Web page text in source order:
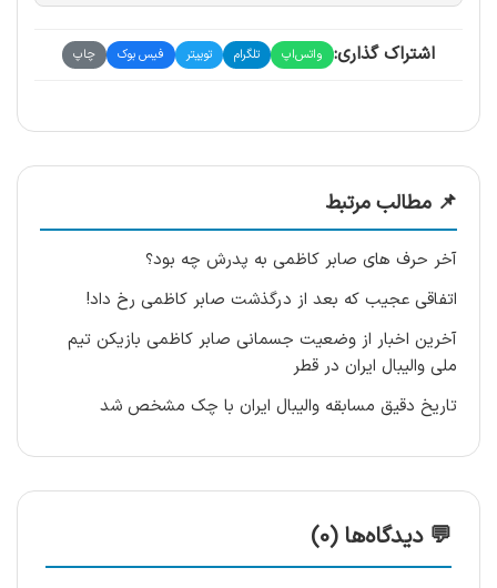
اشتراک گذاری: واتس‌اپ تلگرام توییتر فیس بوک چاپ
📌 مطالب مرتبط
آخر حرف های صابر کاظمی به پدرش چه بود؟
اتفاقی عجیب که بعد از درگذشت صابر کاظمی رخ داد!
آخرین اخبار از وضعیت جسمانی صابر کاظمی بازیکن تیم
ملی والیبال ایران در قطر
تاریخ دقیق مسابقه والیبال ایران با چک مشخص شد
💬 دیدگاه‌ها (0)